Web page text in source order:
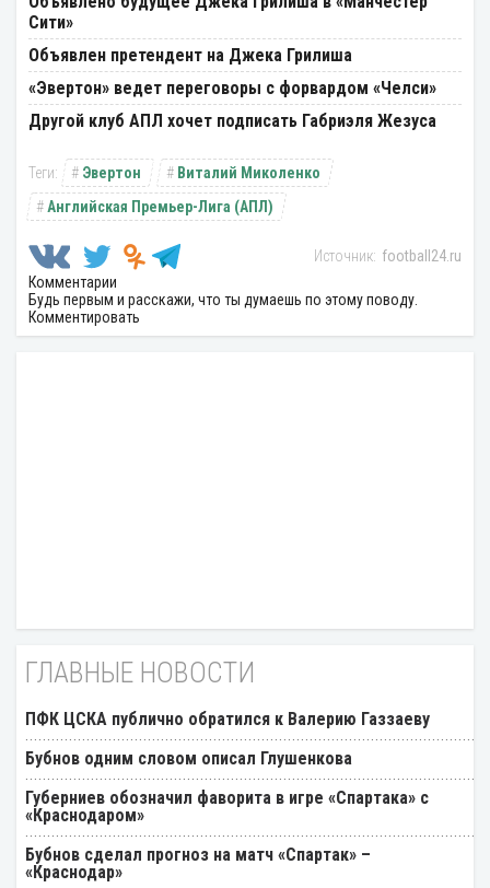
Сити»
Объявлен претендент на Джека Грилиша
«Эвертон» ведет переговоры с форвардом «Челси»
Другой клуб АПЛ хочет подписать Габриэля Жезуса
Эвертон
Виталий Миколенко
Английская Премьер-Лига (АПЛ)
football24.ru
Комментарии
Будь первым и расскажи, что ты думаешь по этому поводу.
Комментировать
ГЛАВНЫЕ НОВОСТИ
ПФК ЦСКА публично обратился к Валерию Газзаеву
Бубнов одним словом описал Глушенкова
Губерниев обозначил фаворита в игре «Спартака» с
«Краснодаром»
Бубнов сделал прогноз на матч «Спартак» –
«Краснодар»